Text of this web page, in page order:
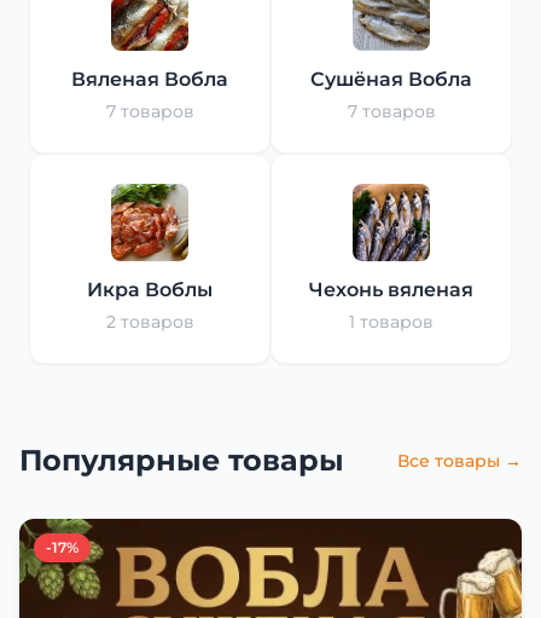
Вяленая Вобла
7 товаров
Сушёная Вобла
7 товаров
Икра Воблы
2 товаров
Чехонь вяленая
1 товаров
Популярные товары Все товары →
-17%